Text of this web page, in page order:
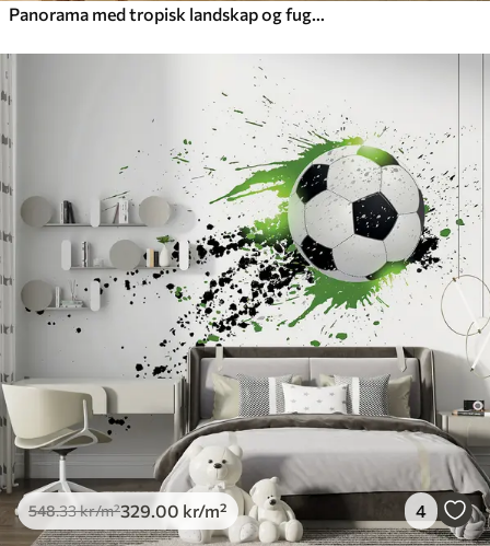
548.33kr/m²329 .00 kr/m² 4